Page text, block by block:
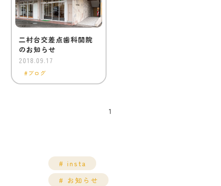
二村台交差点歯科開院
のお知らせ
2018.09.17
ブログ
1
insta
お知らせ